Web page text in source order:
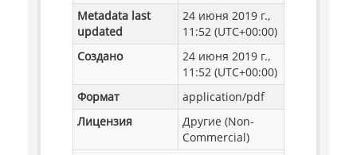
Metadata last
updated
24 июня 2019 г.,
11:52 (UTC+00:00)
Создано
24 июня 2019 г.,
11:52 (UTC+00:00)
Формат
application/pdf
Лицензия
Другие (Non-
Commercial)